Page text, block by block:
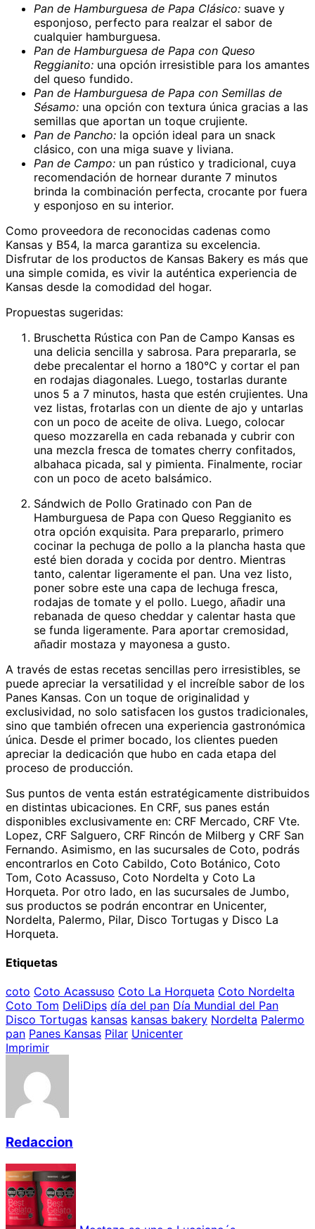
Pan de Hamburguesa de Papa Clásico: suave y
esponjoso, perfecto para realzar el sabor de
cualquier hamburguesa.
Pan de Hamburguesa de Papa con Queso
Reggianito: una opción irresistible para los amantes
del queso fundido.
Pan de Hamburguesa de Papa con Semillas de
Sésamo: una opción con textura única gracias a las
semillas que aportan un toque crujiente.
Pan de Pancho: la opción ideal para un snack
clásico, con una miga suave y liviana.
Pan de Campo: un pan rústico y tradicional, cuya
recomendación de hornear durante 7 minutos
brinda la combinación perfecta, crocante por fuera
y esponjoso en su interior.
Como proveedora de reconocidas cadenas como
Kansas y B54, la marca garantiza su excelencia.
Disfrutar de los productos de Kansas Bakery es más que
una simple comida, es vivir la auténtica experiencia de
Kansas desde la comodidad del hogar.
Propuestas sugeridas:
Bruschetta Rústica con Pan de Campo Kansas es
una delicia sencilla y sabrosa. Para prepararla, se
debe precalentar el horno a 180°C y cortar el pan
en rodajas diagonales. Luego, tostarlas durante
unos 5 a 7 minutos, hasta que estén crujientes. Una
vez listas, frotarlas con un diente de ajo y untarlas
con un poco de aceite de oliva. Luego, colocar
queso mozzarella en cada rebanada y cubrir con
una mezcla fresca de tomates cherry confitados,
albahaca picada, sal y pimienta. Finalmente, rociar
con un poco de aceto balsámico.
Sándwich de Pollo Gratinado con Pan de
Hamburguesa de Papa con Queso Reggianito es
otra opción exquisita. Para prepararlo, primero
cocinar la pechuga de pollo a la plancha hasta que
esté bien dorada y cocida por dentro. Mientras
tanto, calentar ligeramente el pan. Una vez listo,
poner sobre este una capa de lechuga fresca,
rodajas de tomate y el pollo. Luego, añadir una
rebanada de queso cheddar y calentar hasta que
se funda ligeramente. Para aportar cremosidad,
añadir mostaza y mayonesa a gusto.
A través de estas recetas sencillas pero irresistibles, se
puede apreciar la versatilidad y el increíble sabor de los
Panes Kansas. Con un toque de originalidad y
exclusividad, no solo satisfacen los gustos tradicionales,
sino que también ofrecen una experiencia gastronómica
única. Desde el primer bocado, los clientes pueden
apreciar la dedicación que hubo en cada etapa del
proceso de producción.
Sus puntos de venta están estratégicamente distribuidos
en distintas ubicaciones. En CRF, sus panes están
disponibles exclusivamente en: CRF Mercado, CRF Vte.
Lopez, CRF Salguero, CRF Rincón de Milberg y CRF San
Fernando. Asimismo, en las sucursales de Coto, podrás
encontrarlos en Coto Cabildo, Coto Botánico, Coto
Tom, Coto Acassuso, Coto Nordelta y Coto La
Horqueta. Por otro lado, en las sucursales de Jumbo,
sus productos se podrán encontrar en Unicenter,
Nordelta, Palermo, Pilar, Disco Tortugas y Disco La
Horqueta.
Etiquetas
coto Coto Acassuso Coto La Horqueta Coto Nordelta
Coto Tom DeliDips día del pan Día Mundial del Pan
Disco Tortugas kansas kansas bakery Nordelta Palermo
pan Panes Kansas Pilar Unicenter
Imprimir
Redaccion